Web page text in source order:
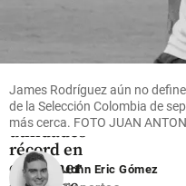
logra
ingresos y
utilidades
récord en
el primer
James Rodríguez aún no
de la Selección Colombia de
más cerca. FOTO JUAN
John Eric Gómez